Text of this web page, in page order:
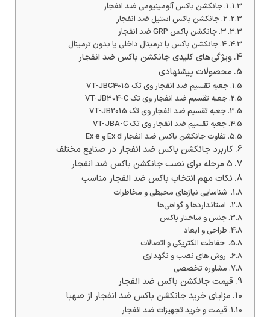
۱. جانکشن باکس آلومینیومی ضد انفجار
۲. جانکشن باکس استیل ضد انفجار
۳. جانکشن باکس GRP ضد انفجار
۴. جانکشن باکس با ترمینال داخلی یا بدون ترمینال
ویژگی‌های کلیدی جانکشن باکس ضد انفجار
محصولات پیشنهادی
جعبه تقسیم ضد انفجار وی تک VT-JBC4015
جعبه تقسیم ضد انفجار وی تک VT-JB304-C
جعبه تقسیم ضد انفجار وی تک VT-JB2015
جعبه تقسیم ضد انفجار وی تک VT-JBA-C
تفاوت جانکشن باکس ضد انفجار Ex d و Ex e
کاربرد جانکشن باکس ضد انفجار در صنایع مختلف
5 مرحله برای نصب جانکشن باکس ضد انفجار
نکات مهم انتخاب باکس ضد انفجار مناسب
شناسایی نیازهای محیطی و مخاطرات
استانداردها و گواهی‌ها
جنس و ساختار باکس
طراحی و ابعاد
حفاظت الکتریکی و اتصالات
روش های نصب و نگهداری
مشاوره تخصصی
قیمت جانکشن باکس ضد انفجار
مزایای خرید جانکشن باکس ضد انفجار از صهبا
قیمت و خرید تجهیزات ضد انفجار